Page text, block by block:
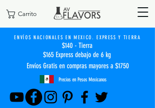
Carrito
ENVÍOS NACIONALES EN MEXICO. EXPRESS Y TIERRA
$140 - Tierra
$165 Express debajo de 6 kg
Envíos Gratis en compras mayores a $1750
Precios en Pesos Mexicanos